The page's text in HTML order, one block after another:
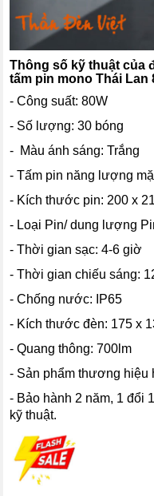
Thông số kỹ thuật của
tấm pin mono Thái Lan
- Công suất: 80W
- Số lượng: 30 bóng
- Màu ánh sáng: Trắng
- Tấm pin năng lượng
- Kích thước pin: 200 x
- Loại Pin/ dung lượng
- Thời gian sạc: 4-6 giờ
- Thời gian chiếu sáng:
- Chống nước: IP65
- Kích thước đèn: 175 x
- Quang thông: 700lm
- Sản phẩm thương hiệu
- Bảo hành 2 năm, 1 đổi
kỹ thuật.